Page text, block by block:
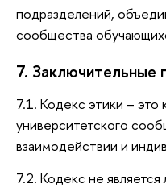
подразделений,
сообщества
7. Заключительные
7.1. Кодекс этики – это
университетского
взаимодействии и
7.2. Кодекс не